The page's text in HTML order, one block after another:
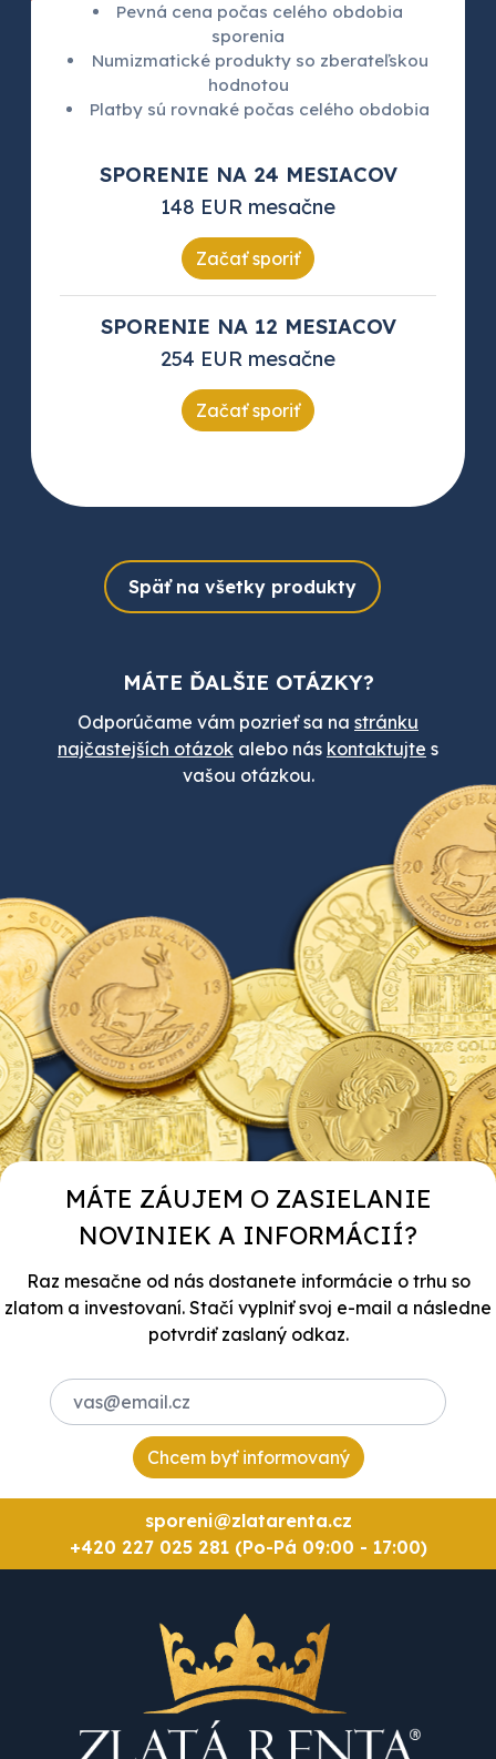
Pevná cena počas celého obdobia
sporenia
Numizmatické produkty so zberateľskou
hodnotou
Platby sú rovnaké počas celého obdobia
SPORENIE NA 24 MESIACOV
148 EUR mesačne
Začať sporiť
SPORENIE NA 12 MESIACOV
254 EUR mesačne
Začať sporiť
Späť na všetky produkty
MÁTE ĎALŠIE OTÁZKY?
Odporúčame vám pozrieť sa na stránku
najčastejších otázok alebo nás kontaktujte s
vašou otázkou.
MÁTE ZÁUJEM O ZASIELANIE
NOVINIEK A INFORMÁCIÍ?
Raz mesačne od nás dostanete informácie o trhu so
zlatom a investovaní. Stačí vyplniť svoj e-mail a následne
potvrdiť zaslaný odkaz.
Chcem byť informovaný
sporeni@zlatarenta.cz
+420 227 025 281 (Po-Pá 09:00 - 17:00)